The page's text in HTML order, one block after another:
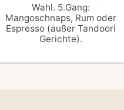
Wahl. 5.Gang:
Mangoschnaps, Rum oder
Espresso (außer Tandoori
Gerichte).